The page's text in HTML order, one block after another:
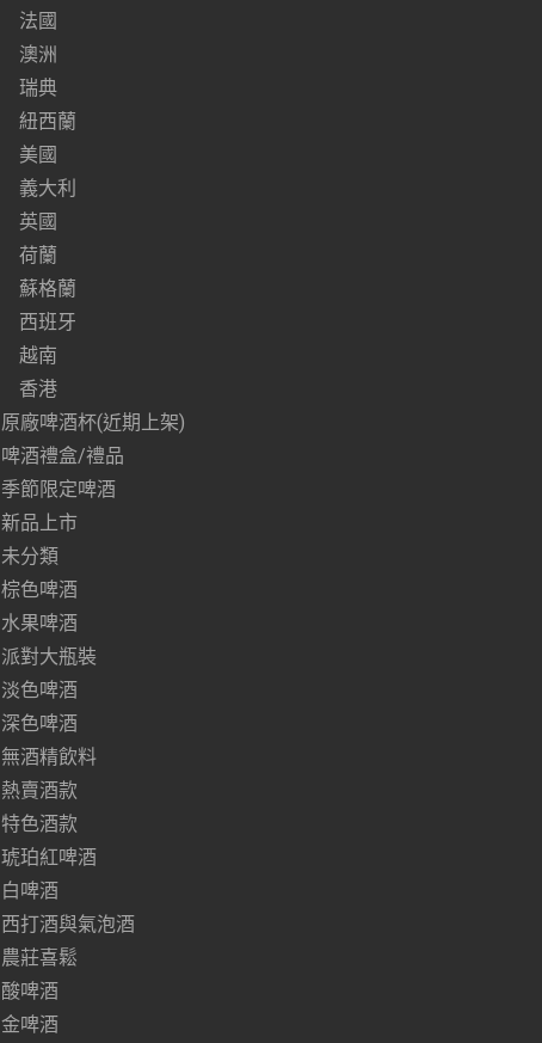
法國
澳洲
瑞典
紐西蘭
美國
義大利
英國
荷蘭
蘇格蘭
西班牙
越南
香港
原廠啤酒杯(近期上架)
啤酒禮盒/禮品
季節限定啤酒
新品上市
未分類
棕色啤酒
水果啤酒
派對大瓶裝
淡色啤酒
深色啤酒
無酒精飲料
熱賣酒款
特色酒款
琥珀紅啤酒
白啤酒
西打酒與氣泡酒
農莊喜鬆
酸啤酒
金啤酒